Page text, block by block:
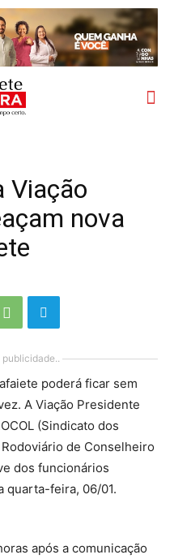
Viação
nova
poderá ficar sem
A Viação Presidente
(Sindicato dos
de Conselheiro
dos funcionários
quarta-feira, 06/01.
após a comunicação